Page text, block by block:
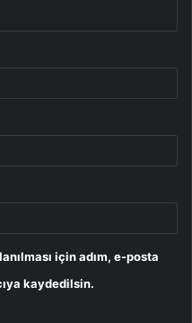
için adım, e-posta
kaydedilsin.